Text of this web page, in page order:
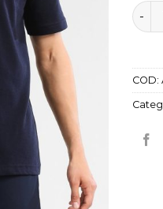
la
COD: